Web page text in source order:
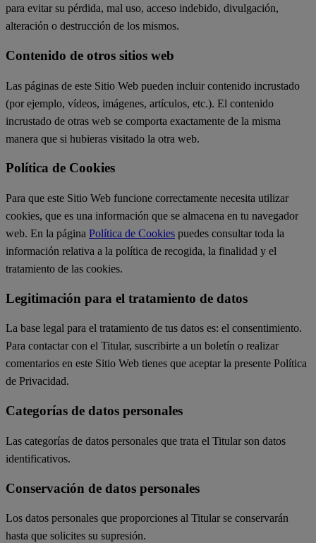
para evitar su pérdida, mal uso, acceso indebido, divulgación,
alteración o destrucción de los mismos.
Contenido de otros sitios web
Las páginas de este Sitio Web pueden incluir contenido incrustado
(por ejemplo, vídeos, imágenes, artículos, etc.). El contenido
incrustado de otras web se comporta exactamente de la misma
manera que si hubieras visitado la otra web.
Política de Cookies
Para que este Sitio Web funcione correctamente necesita utilizar
cookies, que es una información que se almacena en tu navegador
web. En la página Política de Cookies puedes consultar toda la
información relativa a la política de recogida, la finalidad y el
tratamiento de las cookies.
Legitimación para el tratamiento de datos
La base legal para el tratamiento de tus datos es: el consentimiento.
Para contactar con el Titular, suscribirte a un boletín o realizar
comentarios en este Sitio Web tienes que aceptar la presente Política
de Privacidad.
Categorías de datos personales
Las categorías de datos personales que trata el Titular son datos
identificativos.
Conservación de datos personales
Los datos personales que proporciones al Titular se conservarán
hasta que solicites su supresión.